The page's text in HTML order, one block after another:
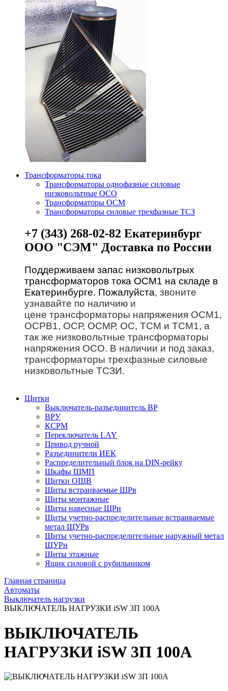
Трансформаторы тока
Трансформаторы однофазные силовые
низковольтные ОСО
Трансформаторы ОСМ
Трансформаторы силовые трехфазные ТСЗ
+7 (343) 268-02-82 Екатеринбург
ООО "СЭМ" Доставка по России
Поддерживаем запас низковольтрых
трансформаторов тока ОСМ1 на складе в
Екатеринбурге. Пожалуйста, звоните
узнавайте по наличию и
цене трансформаторы напряжения ОСМ1,
ОСРВ1, ОСР, ОСМР, ОС, ТСМ и ТСМ1, а
так же низковольтные трансформаторы
напряжения ОСО. В наличии и под заказ,
трансформаторы трехфазные силовые
низковольтные ТСЗИ.
Щитки
Выключатель-разъединитель ВР
ВРУ
КСРМ
Переключатель LAY
Привод ручной
Разъединители ИЕК
Распределительный блок на DIN-рейку
Шкафы ЩМП
Щитки ОЩВ
Щиты встраиваемые ЩРв
Щиты монтажные
Щиты навесные ЩРн
Щиты учетно-распределительные встраиваемые
метал ЩУРв
Щиты учетно-распределительные наружный метал
ЩУРн
Щиты этажные
Ящик силовой с рубильником
Главная страница
Автоматы
Выключатель нагрузки
ВЫКЛЮЧАТЕЛЬ НАГРУЗКИ iSW 3П 100A
ВЫКЛЮЧАТЕЛЬ
НАГРУЗКИ iSW 3П 100A